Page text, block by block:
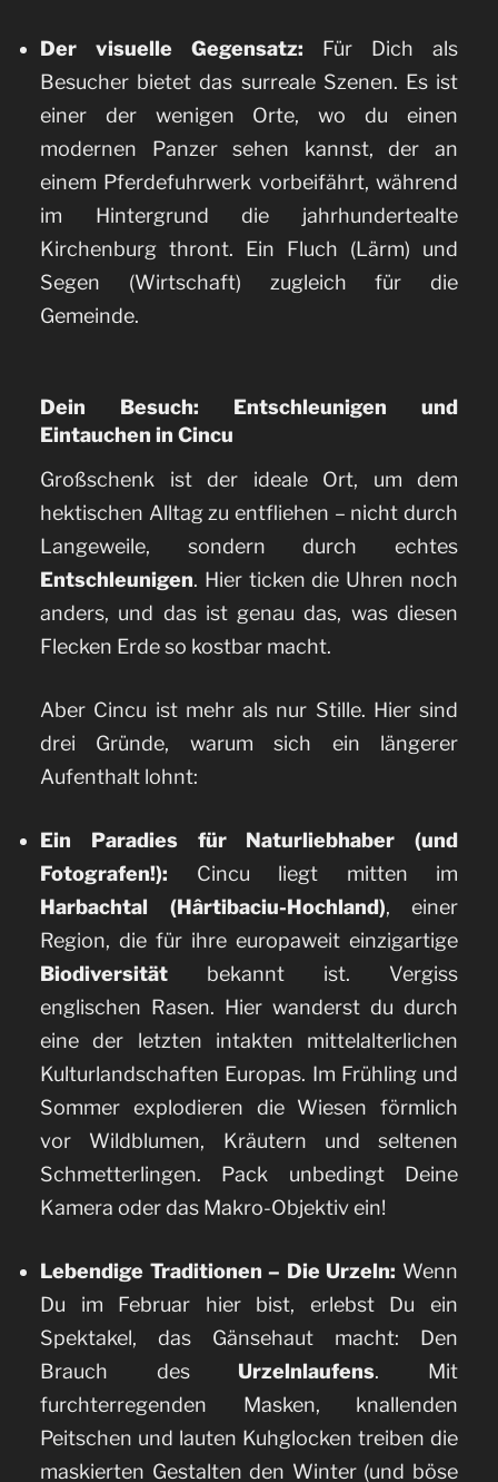
Der visuelle Gegensatz: Für Dich als
Besucher bietet das surreale Szenen. Es ist
einer der wenigen Orte, wo du einen
modernen Panzer sehen kannst, der an
einem Pferdefuhrwerk vorbeifährt, während
im Hintergrund die jahrhundertealte
Kirchenburg thront. Ein Fluch (Lärm) und
Segen (Wirtschaft) zugleich für die
Gemeinde.
Dein Besuch: Entschleunigen und
Eintauchen in Cincu
Großschenk ist der ideale Ort, um dem
hektischen Alltag zu entfliehen – nicht durch
Langeweile, sondern durch echtes
Entschleunigen. Hier ticken die Uhren noch
anders, und das ist genau das, was diesen
Flecken Erde so kostbar macht.
Aber Cincu ist mehr als nur Stille. Hier sind
drei Gründe, warum sich ein längerer
Aufenthalt lohnt:
Ein Paradies für Naturliebhaber (und
Fotografen!): Cincu liegt mitten im
Harbachtal (Hârtibaciu-Hochland), einer
Region, die für ihre europaweit einzigartige
Biodiversität bekannt ist. Vergiss
englischen Rasen. Hier wanderst du durch
eine der letzten intakten mittelalterlichen
Kulturlandschaften Europas. Im Frühling und
Sommer explodieren die Wiesen förmlich
vor Wildblumen, Kräutern und seltenen
Schmetterlingen. Pack unbedingt Deine
Kamera oder das Makro-Objektiv ein!
Lebendige Traditionen – Die Urzeln: Wenn
Du im Februar hier bist, erlebst Du ein
Spektakel, das Gänsehaut macht: Den
Brauch des Urzelnlaufens. Mit
furchterregenden Masken, knallenden
Peitschen und lauten Kuhglocken treiben die
maskierten Gestalten den Winter (und böse